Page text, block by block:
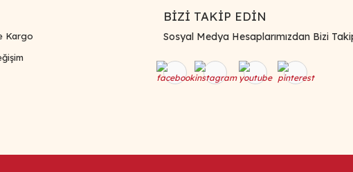
Kargo
BİZİ TAKİP EDİN
Sosyal Medya Hesaplarımızdan Bizi